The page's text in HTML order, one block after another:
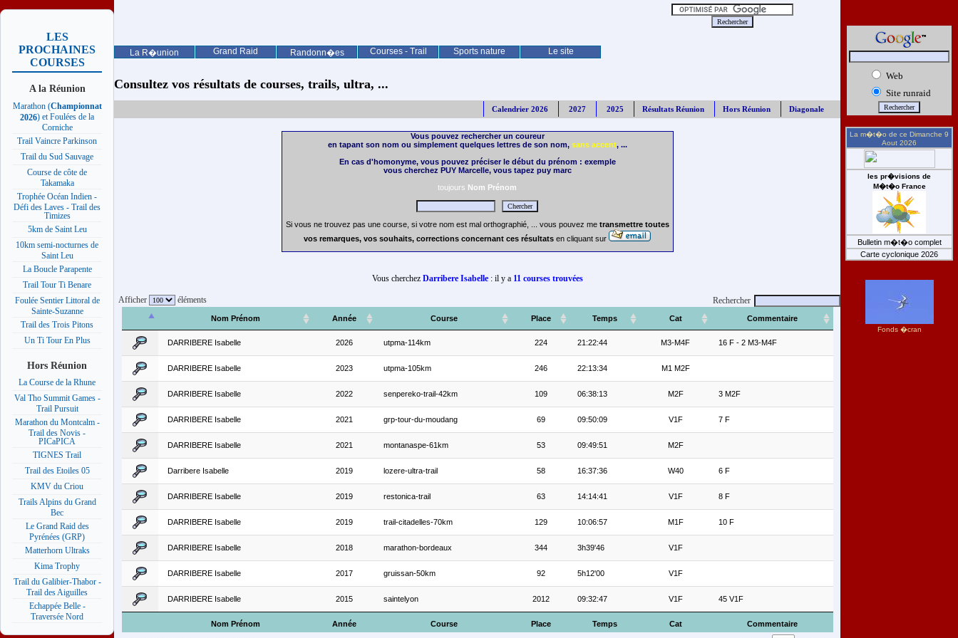
La R�union Grand Raid Randonn�es Courses - Trail Sports nature Le site
LES
PROCHAINES
COURSES
A la Réunion
Marathon (Championnat
2026) et Foulées de la
Corniche
Trail Vaincre Parkinson
Trail du Sud Sauvage
Course de côte de
Takamaka
Trophée Océan Indien -
Défi des Laves - Trail des
Timizes
5km de Saint Leu
10km semi-nocturnes de
Saint Leu
La Boucle Parapente
Trail Tour Ti Benare
Foulée Sentier Littoral de
Sainte-Suzanne
Trail des Trois Pitons
Un Ti Tour En Plus
Hors Réunion
La Course de la Rhune
Val Tho Summit Games -
Trail Pursuit
Marathon du Montcalm -
Trail des Novis -
PICaPICA
TIGNES Trail
Trail des Etoiles 05
KMV du Criou
Trails Alpins du Grand
Bec
Le Grand Raid des
Pyrénées (GRP)
Matterhorn Ultraks
Kima Trophy
Trail du Galibier-Thabor -
Trail des Aiguilles
Echappée Belle -
Traversée Nord
Consultez vos résultats de courses, trails, ultra, ...
Calendrier 2026 2027 2025 Résultats Réunion Hors Réunion Diagonale
Vous pouvez rechercher un coureur
en tapant son nom ou simplement quelques lettres de son nom, sans accent, ...
En cas d'homonyme, vous pouvez préciser le début du prénom : exemple
vous cherchez PUY Marcelle, vous tapez puy marc
toujours Nom Prénom
Si vous ne trouvez pas une course, si votre nom est mal orthographié, ... vous pouvez me transmettre toutes
vos remarques, vos souhaits, corrections concernant ces résultats en cliquant sur
Vous cherchez Darribere Isabelle: il y a 11 courses trouvées
Afficher éléments Rechercher
Nom Prénom Année Course Place Temps Cat Commentaire
Nom Prénom Année Course Place Temps Cat Commentaire
DARRIBERE Isabelle 2026 utpma-114km 224 21:22:44 M3-M4F 16 F - 2 M3-M4F
DARRIBERE Isabelle 2023 utpma-105km 246 22:13:34 M1 M2F
DARRIBERE Isabelle 2022 senpereko-trail-42km 109 06:38:13 M2F 3 M2F
DARRIBERE Isabelle 2021 grp-tour-du-moudang 69 09:50:09 V1F 7 F
DARRIBERE Isabelle 2021 montanaspe-61km 53 09:49:51 M2F
Darribere Isabelle 2019 lozere-ultra-trail 58 16:37:36 W40 6 F
DARRIBERE Isabelle 2019 restonica-trail 63 14:14:41 V1F 8 F
DARRIBERE Isabelle 2019 trail-citadelles-70km 129 10:06:57 M1F 10 F
DARRIBERE Isabelle 2018 marathon-bordeaux 344 3h39'46 V1F
DARRIBERE Isabelle 2017 gruissan-50km 92 5h12'00 V1F
DARRIBERE Isabelle 2015 saintelyon 2012 09:32:47 V1F 45 V1F
Web
Site runraid
La m�t�o de ce Dimanche 9
Aout 2026
les pr�visions de
M�t�o France
Bulletin m�t�o complet
Carte cyclonique 2026
Fonds �cran